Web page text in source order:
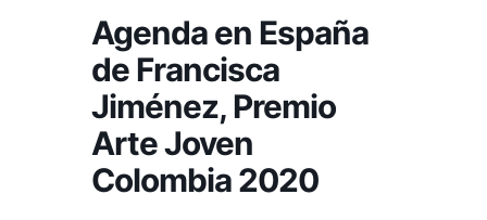
Agenda en España
de Francisca
Jiménez, Premio
Arte Joven
Colombia 2020